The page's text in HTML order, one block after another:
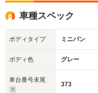
車種スペック
ボディタイプ ミニバン
ボディ色 グレー
車台番号末尾
373